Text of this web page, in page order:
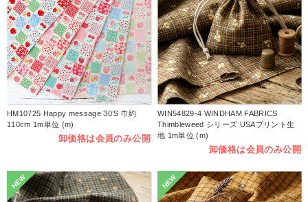
HM10725 Happy message 30’S 巾約
110cm 1m単位 (m)
卸価格は会員のみ公開
WIN54829-4 WINDHAM FABRICS
Thimbleweed シリーズ USAプリント生
地 1m単位 (m)
卸価格は会員のみ公開
NEW NEW